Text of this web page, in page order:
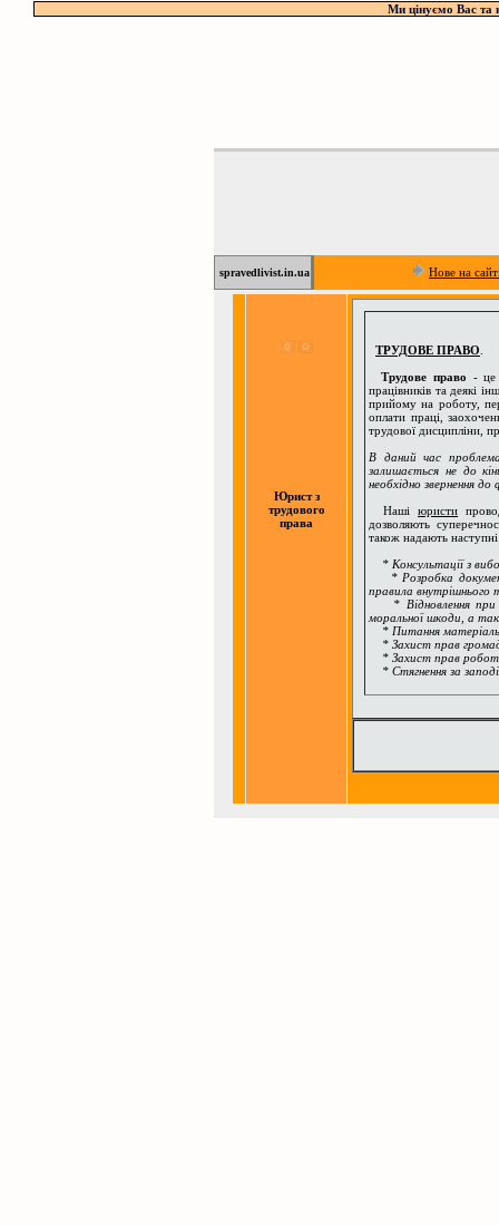
Ми цінуємо Вас та
spravedlivist.in.ua Нове на
Юрист з
трудового
права
ТРУДОВЕ ПРАВО
Трудове право - це
працівників та деякі
прийому на роботу,
оплати праці,
трудової дисципліни,
В даний час
залишається не до
необхідно звернення до
Нашіюристи
дозволяють
також надають
* Консультації з
* Розробка
правила внутрішнього
* Відновлення при
моральної шкоди, а
* Питання
* Захист прав
* Захист прав
* Стягнення за